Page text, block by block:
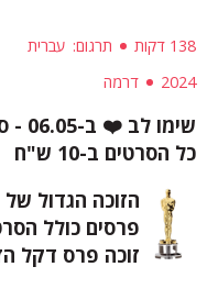
138 דקות תרגום עברית
2024
דרמה
שימו לב ❤️ ב-06.05 - סינמטק לכולם!
כל הסרטים ב-10 ש"ח
פרסים כולל
זוכה פרס דקל